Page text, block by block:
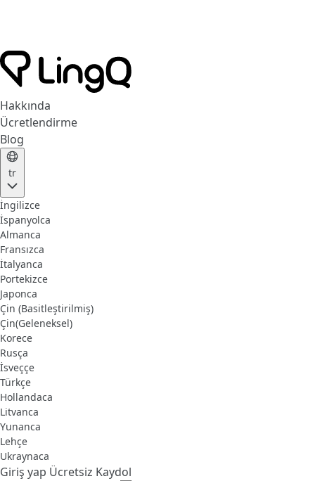
Hakkında
Ücretlendirme
Blog
tr
İngilizce
İspanyolca
Almanca
Fransızca
İtalyanca
Portekizce
Japonca
Çin (Basitleştirilmiş)
Çin(Geleneksel)
Korece
Rusça
İsveççe
Türkçe
Hollandaca
Litvanca
Yunanca
Lehçe
Ukraynaca
Giriş yap Ücretsiz Kaydol